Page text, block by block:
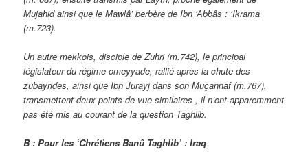
Mujahid ainsi que le Mawlâ’ berbère de Ibn ‘Abbâs : ‘Ikrama
(m.723).
Un autre mekkois, disciple de Zuhri (m.742), le principal
législateur du régime omeyyade, rallié après la chute des
zubayrides, ainsi que Ibn Jurayjdans son Muçannaf(m.767),
transmettent deux points de vue similaires , il n’ont apparemment
pas été mis au courant de la question Taghlib.
B : Pour les ‘Chrétiens Banû Taghlib’ : Iraq